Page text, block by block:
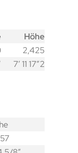
Höhe
2,425
7′ 11 17″2